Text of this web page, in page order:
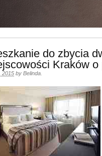
do zbycia
Kraków
2015 by Belinda